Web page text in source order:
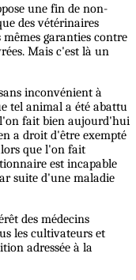
une fin de non-
des vétérinaires
garanties contre
Mais c'est là un
inconvénient à
tel animal a été abattu
l'on fait bien aujourd'hui
a droit d'être exempté
que l'on fait
est incapable
suite d'une maladie
des médecins
les cultivateurs et
adressée à la